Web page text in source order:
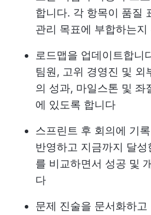
합니다. 각 항목이 품질
관리 목표에 부합하는지
로드맵을 업데이트합니
팀원, 고위 경영진 및 외
의 성과, 마일스톤 및 좌
에 있도록 합니다
스프린트 후 회의에 기
반영하고 지금까지 달
를 비교하면서 성공 및
다
문제 진술을 문서화하